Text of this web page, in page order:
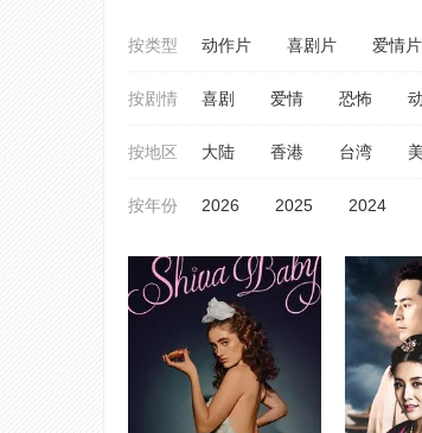
按类型 动作片 喜剧片 爱情片
按剧情 喜剧 爱情 恐怖
按地区 大陆 香港 台湾
按年份 2026 2025 2024